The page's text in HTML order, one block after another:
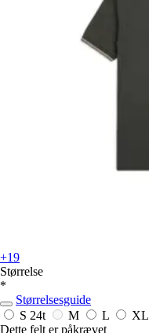
+19
Størrelse
*
Størrelsesguide
S 24t M L XL
Dette felt er påkrævet